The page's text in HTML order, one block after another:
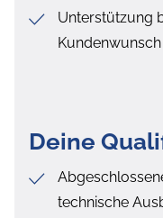
Unterstützung
Kundenwunsch
Deine
technische